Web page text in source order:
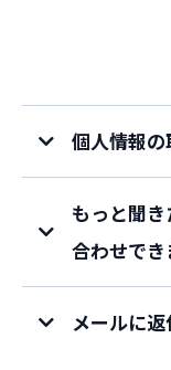
個人情報
もっと聞
合わせでき
メールに返